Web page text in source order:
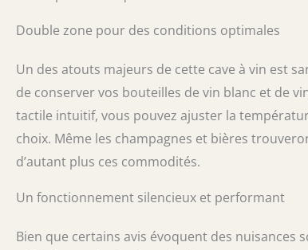
Double zone pour des conditions optimales
Un des atouts majeurs de cette cave à vin est
de conserver vos bouteilles de vin blanc et de
tactile intuitif, vous pouvez ajuster la
choix. Même les champagnes et bières
d’autant plus ces commodités.
Un fonctionnement silencieux et performant
Bien que certains avis évoquent des nuisances